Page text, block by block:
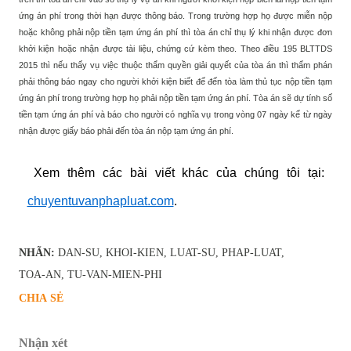
ứng án phí trong thời hạn được thông báo. Trong trường hợp họ được miễn nộp
hoặc không phải nộp tiền tạm ứng án phí thì tòa án chỉ thụ lý khi nhận được đơn
khởi kiện hoặc nhận được tài liệu, chứng cứ kèm theo. Theo điều 195 BLTTDS
2015 thì nếu thấy vụ việc thuộc thẩm quyền giải quyết của tòa án thì thẩm phán
phải thông báo ngay cho người khởi kiện biết để đến tòa làm thủ tục nộp tiền tạm
ứng án phí trong trường hợp họ phải nộp tiền tạm ứng án phí. Tòa án sẽ dự tính số
tiền tạm ứng án phí và báo cho người có nghĩa vụ trong vòng 07 ngày kể từ ngày
nhận được giấy báo phải đến tòa án nộp tạm ứng án phí.
Xem thêm các bài viết khác của chúng tôi tại:
chuyentuvanphapluat.com.
NHÃN: DAN-SU KHOI-KIEN LUAT-SU PHAP-LUAT
TOA-AN TU-VAN-MIEN-PHI
CHIA SẺ
Nhận xét